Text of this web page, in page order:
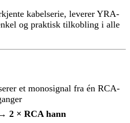
kabelserie, leverer YRA-
og praktisk tilkobling i alle
et monosignal fra én RCA-
2 × RCA hann